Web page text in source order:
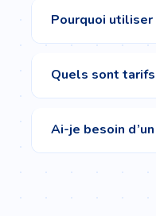
Pourquoi utiliser
Quels sont
Ai-je besoin